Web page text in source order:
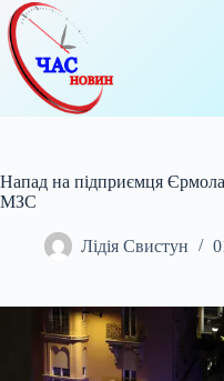
Перейти
до
вмісту
Напад на підприємця
МЗС
Лідія Свистун